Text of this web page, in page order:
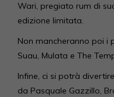
Wari, pregiato rum di
edizione limitata.
Non mancheranno poi
Suau, Mulata e The
Infine, ci si potrà
da Pasquale Gazzillo,